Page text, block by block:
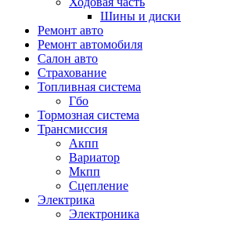
Шины и диски
Ремонт авто
Ремонт автомобиля
Салон авто
Страхование
Топливная система
Гбо
Тормозная система
Трансмиссия
Акпп
Вариатор
Мкпп
Сцепление
Электрика
Электроника